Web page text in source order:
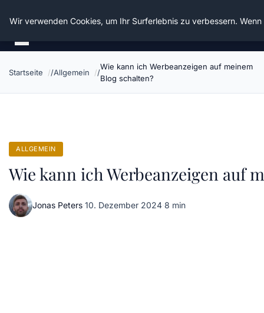
Die Schnitter
Startseite Allgemein
Wie kann ich Werbeanzeigen auf meinem
Blog schalten?
ALLGEMEIN
Wie kann ich Werbeanzeigen auf
Jonas Peters·10. Dezember 2024·8 min
Wir verwenden Cookies, um Ihr Surferlebnis zu verbessern.